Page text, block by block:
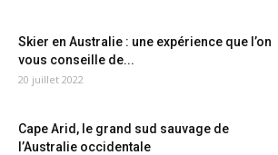
Skier en Australie : une expérience que l’on
vous conseille de...
20 juillet 2022
Cape Arid, le grand sud sauvage de
l’Australie occidentale